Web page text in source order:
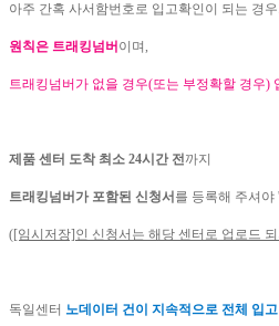
아주 간혹 사서함번호로 입고확인이 되는 경
원칙은 트래킹넘버 이며,
트래킹넘버가 없을 경우(또는 부정확할 경우)
제품 센터 도착 최소 24시간 전까지
트래킹넘버가 포함된 신청서 를 등록해 주셔
([임시저장]인 신청서는 해당 센터로 업로드
독일센터 노데이터 건이 지속적으로 전체 입